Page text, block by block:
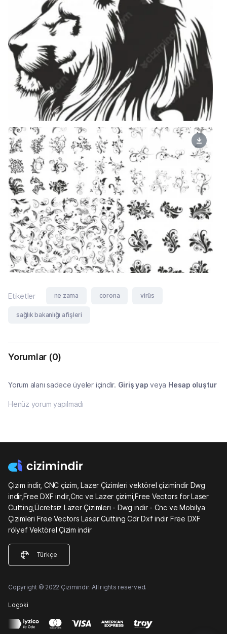
Etiketler ne zama corona virüs
sağlık bakanlığı afişleri
Yorumlar (0)
Yorum alanı sadece üyeler içindir. Giriş yap veya Hesap oluştur
Henüz yorum yapılmadı
Çizim indir, CNC çizim, Lazer Çizimleri vektörel çizimindir Dwg
indir,Free DXF indir,Cnc ve Lazer çizimi,Free Vectors for Laser
Cutting,Ücretsiz Lazer Çizimleri - Dwg indir - Cnc ve Mobilya
Çizimleri Free Vectors Laser Cutting Cdr Dxf indir Free DXF
rölyef Vektörel Çizim indir
Türkçe
Copyright © 2022 Çizimindir. All rights reserved.
Logoki